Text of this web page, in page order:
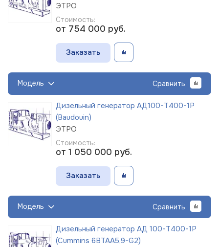
ЭТРО
Стоимость:
от 754 000 руб.
Заказать
Модель Сравнить
Дизельный генератор АД100-Т400-1Р
(Baudouin)
ЭТРО
Стоимость:
от 1 050 000 руб.
Заказать
Модель Сравнить
Дизельный генератор АД 100-Т400-1Р
(Cummins 6BTAA5,9-G2)